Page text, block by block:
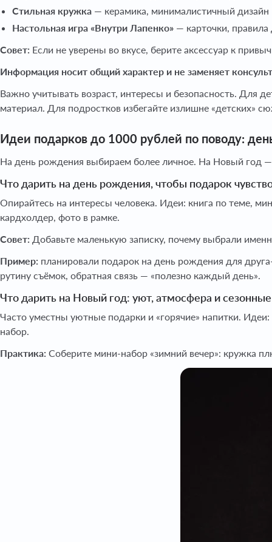
Стильная кружка — керамика, минималистичный дизайн
Настольная игра «Внутри Лапенко» — карточки,
Совет: Если не уверены во вкусе, берите аксессуар к
Информация носит общий характер и не заменяет
Важно учитывать возраст, интересы и безопасность. Для
материал. Для подростков избегайте излишне «детских»
Идеи подарков до 1000 рублей по поводу:
На день рождения выбираем более личное. На Новый год
Что дарить на день рождения, чтобы подарок
Опирайтесь на интересы человека. Идеи: книга по теме,
кардхолдер, фото в рамке.
Совет: Добавьте маленькую записку, почему выбрали
Пример: планировали подарок на день рождения для
рутину съёмок, обратная связь — «полезно каждый день».
Что дарить на Новый год: уют, атмосфера и
Часто уместны уютные подарки и «горячие» напитки.
набор.
Практика: Соберите мини-набор «зимний вечер»: кружка